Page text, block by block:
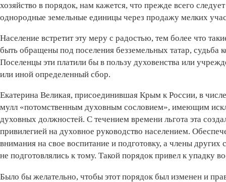
хозяйство в порядок, нам кажется, что прежде всего
однородные земельные единицы через продажу мелких
Население встретит эту меру с радостью, тем более что
быть обращены под поселения безземельных татар, судьба
Поселенцы эти платили бы в пользу духовенства или
или иной определенный сбор.
Екатерина Великая, присоединившая­ Крым к России, в
мулл «потомственным духовным сословием», имеющим
духовных должностей. С течением времени льгота эта
привилегией на духовное руководство населением.
внимания на свое воспитание и подготовку, а члены
не подготовлялись к тому. Такой порядок привел к упадку
Было бы желательно, чтобы этот порядок был изменен и